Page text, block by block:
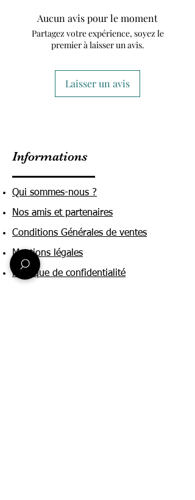
Aucun avis pour le moment
Partagez votre expérience, soyez le
premier à laisser un avis.
Laisser un avis
Informations
Qui sommes-nous ?
Nos amis et partenaires
Conditions Générales de ventes
Mentions légales
Politique de confidentialité